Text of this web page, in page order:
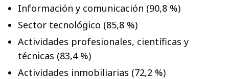
Información y comunicación (90,8 %)
Sector tecnológico (85,8 %)
Actividades profesionales, científicas y
técnicas (83,4 %)
Actividades inmobiliarias (72,2 %)